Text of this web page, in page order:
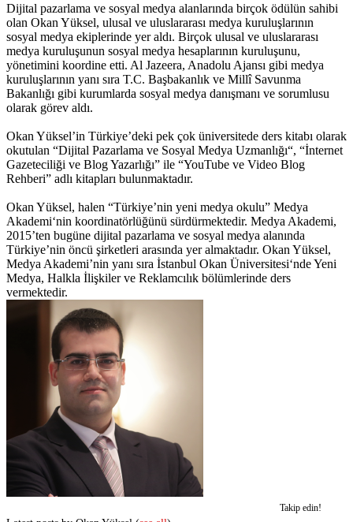
Dijital pazarlama ve sosyal medya alanlarında birçok ödülün sahibi
olan Okan Yüksel, ulusal ve uluslararası medya kuruluşlarının
sosyal medya ekiplerinde yer aldı. Birçok ulusal ve uluslararası
medya kuruluşunun sosyal medya hesaplarının kuruluşunu,
yönetimini koordine etti. Al Jazeera, Anadolu Ajansı gibi medya
kuruluşlarının yanı sıra T.C. Başbakanlık ve Millî Savunma
Bakanlığı gibi kurumlarda sosyal medya danışmanı ve sorumlusu
olarak görev aldı.
Okan Yüksel’in Türkiye’deki pek çok üniversitede ders kitabı olarak
okutulan “Dijital Pazarlama ve Sosyal Medya Uzmanlığı“, “İnternet
Gazeteciliği ve Blog Yazarlığı” ile “YouTube ve Video Blog
Rehberi” adlı kitapları bulunmaktadır.
Okan Yüksel, halen “Türkiye’nin yeni medya okulu” Medya
Akademi‘nin koordinatörlüğünü sürdürmektedir. Medya Akademi,
2015’ten bugüne dijital pazarlama ve sosyal medya alanında
Türkiye’nin öncü şirketleri arasında yer almaktadır. Okan Yüksel,
Medya Akademi’nin yanı sıra İstanbul Okan Üniversitesi‘nde Yeni
Medya, Halkla İlişkiler ve Reklamcılık bölümlerinde ders
vermektedir.
Takip edin!